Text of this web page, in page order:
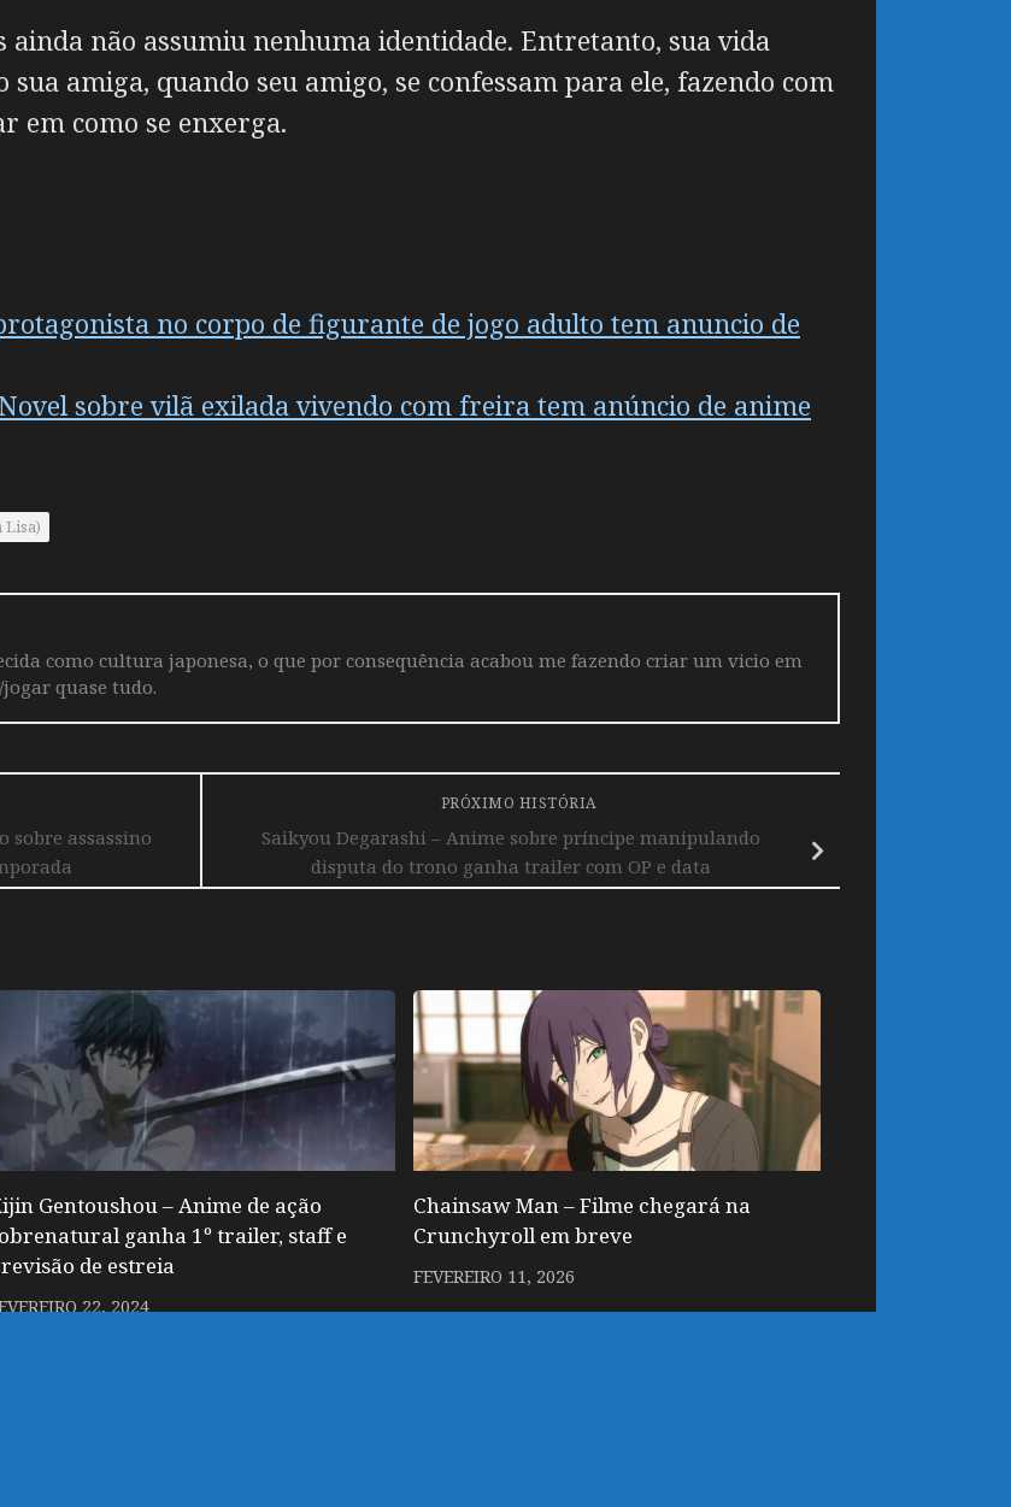
ainda não assumiu nenhuma identidade. Entretanto, sua vida
amiga, quando seu amigo, se confessam para ele, fazendo com
em como se enxerga.
no corpo de figurante de jogo adulto tem anuncio de
sobre vilã exilada vivendo com freira tem anúncio de anime
Lisa)
como cultura japonesa, o que por consequência acabou me fazendo criar um vicio em
quase tudo.
PRÓXIMO HISTÓRIA
Saikyou Degarashi – Anime sobre príncipe manipulando
disputa do trono ganha trailer com OP e data
sobre assassino
Gentoushou – Anime de ação
ganha 1º trailer, staff e
de estreia
22, 2024
Chainsaw Man – Filme chegará na
Crunchyroll em breve
FEVEREIRO 11, 2026